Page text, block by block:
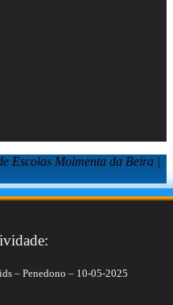
Escolas Moimenta da Beira |
– Penedono – 10-05-2025